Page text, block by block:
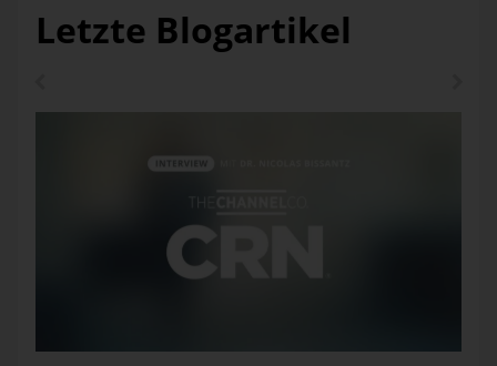
Letzte Blogartikel